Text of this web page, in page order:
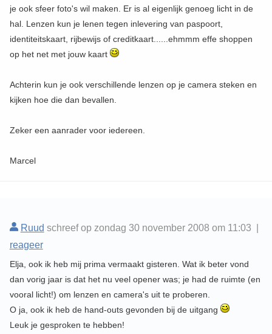
je ook sfeer foto's wil maken. Er is al eigenlijk genoeg licht in de
hal. Lenzen kun je lenen tegen inlevering van paspoort,
identiteitskaart, rijbewijs of creditkaart......ehmmm effe shoppen
op het net met jouw kaart
Achterin kun je ook verschillende lenzen op je camera steken en
kijken hoe die dan bevallen.
Zeker een aanrader voor iedereen.
Marcel
Ruud schreef op zondag 30 november 2008 om 11:03 |
reageer
Elja, ook ik heb mij prima vermaakt gisteren. Wat ik beter vond
dan vorig jaar is dat het nu veel opener was; je had de ruimte (en
vooral licht!) om lenzen en camera's uit te proberen.
O ja, ook ik heb de hand-outs gevonden bij de uitgang
Leuk je gesproken te hebben!